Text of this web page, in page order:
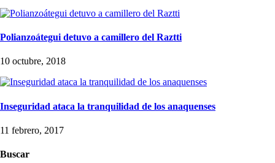
Polianzoátegui detuvo a camillero del Raztti
10 octubre, 2018
Inseguridad ataca la tranquilidad de los anaquenses
11 febrero, 2017
Buscar